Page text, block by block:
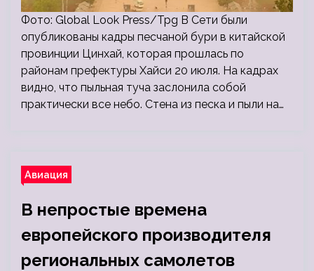
Фото: Global Look Press/Tpg В Сети были
опубликованы кадры песчаной бури в китайской
провинции Цинхай, которая прошлась по
районам префектуры Хайси 20 июля. На кадрах
видно, что пыльная туча заслонила собой
практически все небо. Стена из песка и пыли на…
Авиация
В непростые времена
европейского производителя
региональных самолетов